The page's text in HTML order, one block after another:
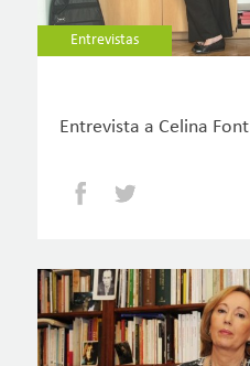
Entrevistas
Entrevista a Celina Font
Facebook